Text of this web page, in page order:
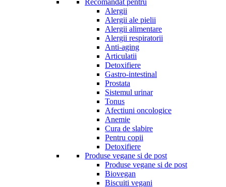
Recomandat pentru
Alergii
Alergii ale pielii
Alergii alimentare
Alergii respiratorii
Anti-aging
Articulatii
Detoxifiere
Gastro-intestinal
Prostata
Sistemul urinar
Tonus
Afectiuni oncologice
Anemie
Cura de slabire
Pentru copii
Detoxifiere
Produse vegane si de post
Produse vegane si de post
Biovegan
Biscuiti vegani